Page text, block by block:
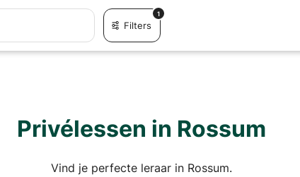
Filters
1
Privélessen in Rossum
Vind je perfecte leraar in Rossum.